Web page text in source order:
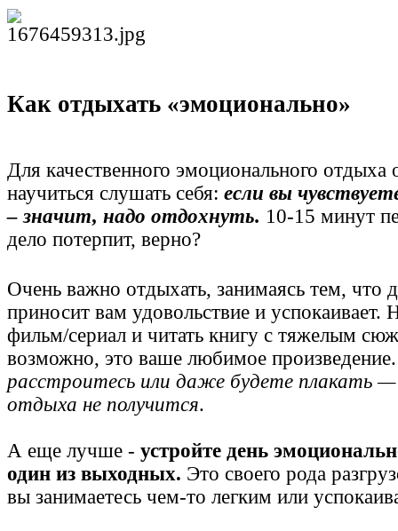
Как отдыхать «эмоционально»
Для качественного эмоционального отдыха
научиться слушать себя: если вы
– значит, надо отдохнуть. 10-15 минут
дело потерпит, верно?
Очень важно отдыхать, занимаясь тем, что
приносит вам удовольствие и успокаивает.
фильм/сериал и читать книгу с тяжелым
возможно, это ваше любимое
расстроитесь или даже будете плакать —
отдыха не получится.
А еще лучше - устройте день
один из выходных. Это своего рода
вы занимаетесь чем-то легким или